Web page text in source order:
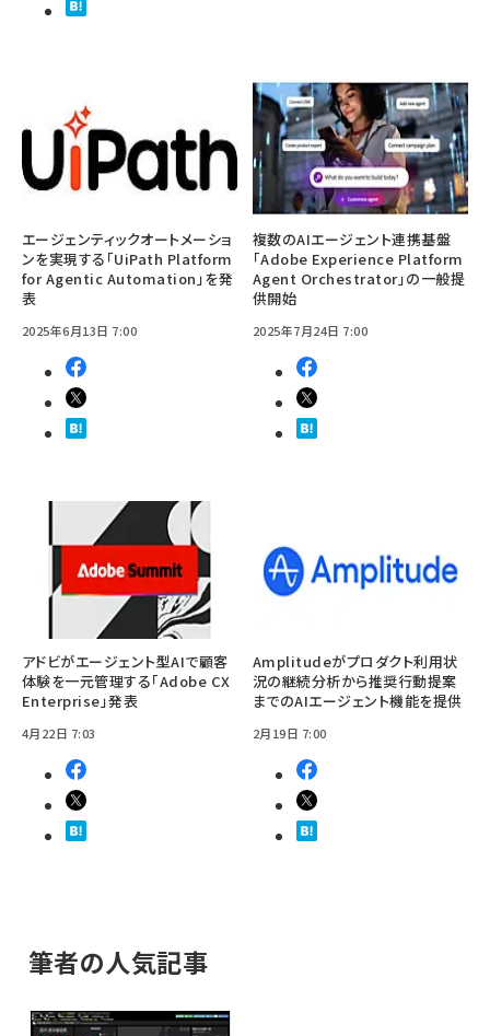
エージェンティックオートメーショ
ンを実現する「UiPath Platform
for Agentic Automation」を発
表
2025年6月13日 7:00
複数のAIエージェント連携基盤
「Adobe Experience Platform
Agent Orchestrator」の一般提
供開始
2025年7月24日 7:00
アドビがエージェント型AIで顧客
体験を一元管理する「Adobe CX
Enterprise」発表
4月22日 7:03
Amplitudeがプロダクト利用状
況の継続分析から推奨行動提案
までのAIエージェント機能を提供
2月19日 7:00
筆者の人気記事